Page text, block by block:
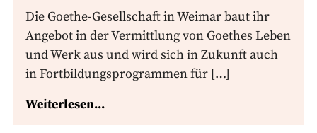
Die Goethe-Gesellschaft in Weimar baut ihr
Angebot in der Vermittlung von Goethes Leben
und Werk aus und wird sich in Zukunft auch
in Fortbildungsprogrammen für […]
Weiterlesen...